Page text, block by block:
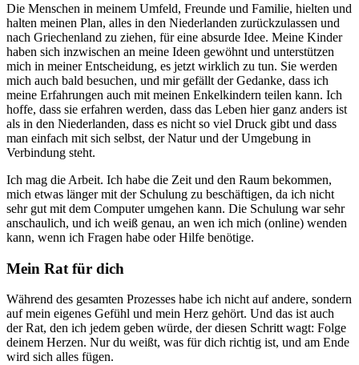
Die Menschen in meinem Umfeld, Freunde und Familie, hielten und
halten meinen Plan, alles in den Niederlanden zurückzulassen und
nach Griechenland zu ziehen, für eine absurde Idee. Meine Kinder
haben sich inzwischen an meine Ideen gewöhnt und unterstützen
mich in meiner Entscheidung, es jetzt wirklich zu tun. Sie werden
mich auch bald besuchen, und mir gefällt der Gedanke, dass ich
meine Erfahrungen auch mit meinen Enkelkindern teilen kann. Ich
hoffe, dass sie erfahren werden, dass das Leben hier ganz anders ist
als in den Niederlanden, dass es nicht so viel Druck gibt und dass
man einfach mit sich selbst, der Natur und der Umgebung in
Verbindung steht.
Ich mag die Arbeit. Ich habe die Zeit und den Raum bekommen,
mich etwas länger mit der Schulung zu beschäftigen, da ich nicht
sehr gut mit dem Computer umgehen kann. Die Schulung war sehr
anschaulich, und ich weiß genau, an wen ich mich (online) wenden
kann, wenn ich Fragen habe oder Hilfe benötige.
Mein Rat für dich
Während des gesamten Prozesses habe ich nicht auf andere, sondern
auf mein eigenes Gefühl und mein Herz gehört. Und das ist auch
der Rat, den ich jedem geben würde, der diesen Schritt wagt: Folge
deinem Herzen. Nur du weißt, was für dich richtig ist, und am Ende
wird sich alles fügen.